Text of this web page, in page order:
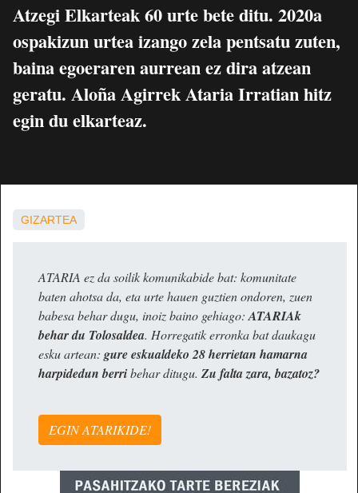
Atzegi Elkarteak 60 urte bete ditu. 2020a
ospakizun urtea izango zela pentsatu zuten,
baina egoeraren aurrean ez dira atzean
geratu. Aloña Agirrek Ataria Irratian hitz
egin du elkarteaz.
GIZARTEA
ATARIA ez da soilik komunikabide bat: komunitate
baten ahotsa da, eta urte hauen guztien ondoren, zuen
babesa behar dugu, inoiz baino gehiago: ATARIAk
behar du Tolosaldea. Horregatik erronka bat daukagu
esku artean: gure eskualdeko 28 herrietan hamarna
harpidedun berribehar ditugu. Zu falta zara, bazatoz?
EGIN ATARIKIDE!